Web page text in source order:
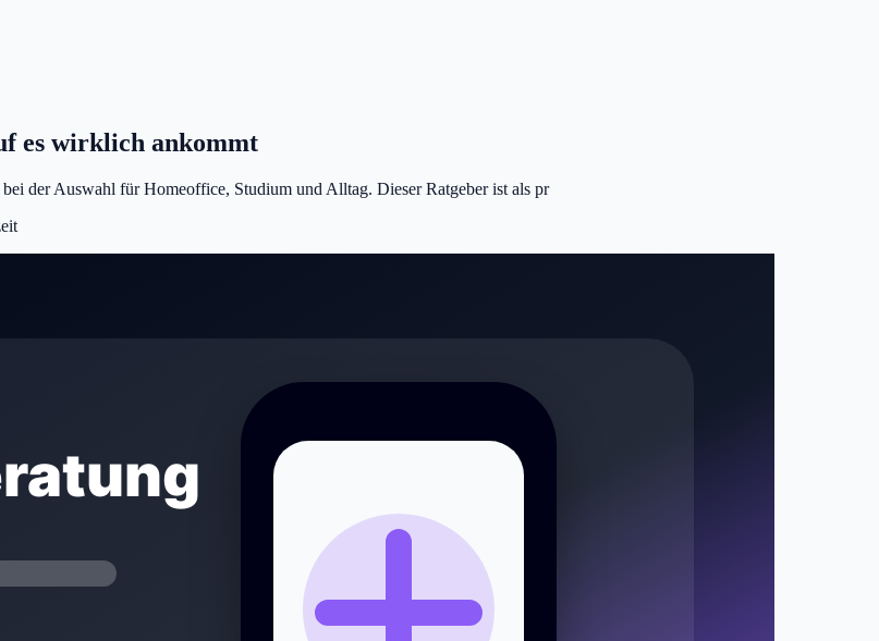
es wirklich ankommt
der Auswahl für Homeoffice, Studium und Alltag. Dieser Ratgeber ist als pr